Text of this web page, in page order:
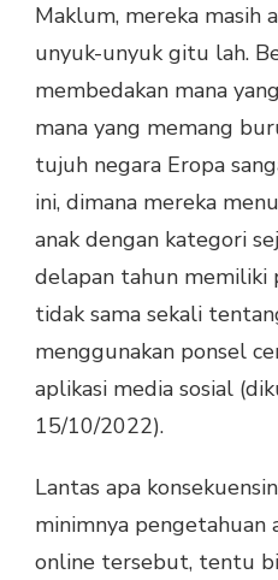
Maklum, mereka masih
unyuk-unyuk gitu lah.
membedakan mana
mana yang memang
tujuh negara Eropa
ini, dimana mereka
anak dengan kategori
delapan tahun memiliki
tidak sama sekali
menggunakan ponsel
aplikasi media sosial
15/10/2022).
Lantas apa
minimnya pengetahuan
online tersebut, tentu